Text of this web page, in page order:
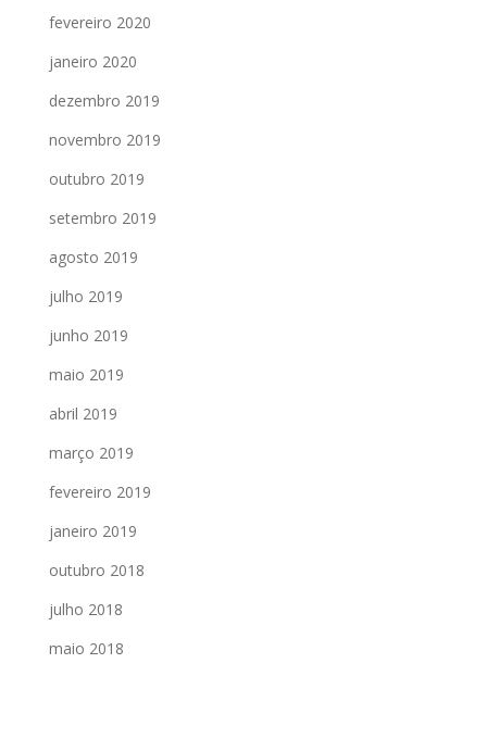
fevereiro 2020
janeiro 2020
dezembro 2019
novembro 2019
outubro 2019
setembro 2019
agosto 2019
julho 2019
junho 2019
maio 2019
abril 2019
março 2019
fevereiro 2019
janeiro 2019
outubro 2018
julho 2018
maio 2018